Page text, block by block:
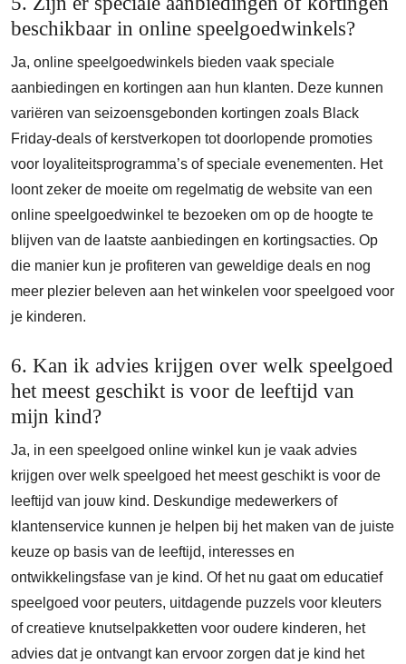
beschikbaar in online speelgoedwinkels?
Ja, online speelgoedwinkels bieden vaak speciale
aanbiedingen en kortingen aan hun klanten. Deze kunnen
variëren van seizoensgebonden kortingen zoals Black
Friday-deals of kerstverkopen tot doorlopende promoties
voor loyaliteitsprogramma’s of speciale evenementen. Het
loont zeker de moeite om regelmatig de website van een
online speelgoedwinkel te bezoeken om op de hoogte te
blijven van de laatste aanbiedingen en kortingsacties. Op
die manier kun je profiteren van geweldige deals en nog
meer plezier beleven aan het winkelen voor speelgoed voor
je kinderen.
6. Kan ik advies krijgen over welk speelgoed
het meest geschikt is voor de leeftijd van
mijn kind?
Ja, in een speelgoed online winkel kun je vaak advies
krijgen over welk speelgoed het meest geschikt is voor de
leeftijd van jouw kind. Deskundige medewerkers of
klantenservice kunnen je helpen bij het maken van de juiste
keuze op basis van de leeftijd, interesses en
ontwikkelingsfase van je kind. Of het nu gaat om educatief
speelgoed voor peuters, uitdagende puzzels voor kleuters
of creatieve knutselpakketten voor oudere kinderen, het
advies dat je ontvangt kan ervoor zorgen dat je kind het